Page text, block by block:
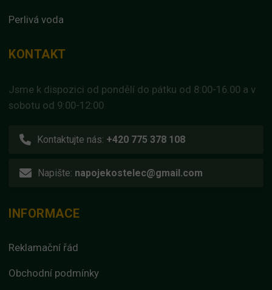
Perlivá voda
KONTAKT
Jsme k dispozici od pondělí do pátku od 8:00-16.00 a v
sobotu od 9:00-12:00
Kontaktujte nás: +420 775 378 108
Napište: napojekostelec@gmail.com
INFORMACE
Reklamační řád
Obchodní podmínky